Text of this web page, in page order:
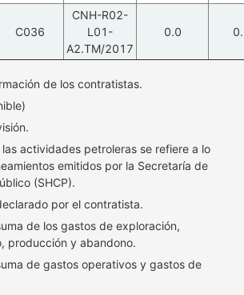
C036
CNH-R02-
L01-
A2.TM/2017
0.0
de los contratistas.
actividades petroleras se refiere a lo
emitidos por la Secretaría de
(SHCP).
por el contratista.
de los gastos de exploración,
producción y abandono.
de gastos operativos y gastos de